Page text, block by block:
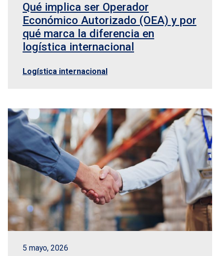
Qué implica ser Operador
Económico Autorizado (OEA) y por
qué marca la diferencia en
logística internacional
Logística internacional
5 mayo, 2026